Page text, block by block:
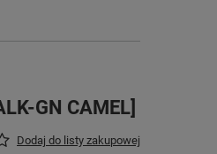
GN CAMEL]
Dodaj do listy zakupowej